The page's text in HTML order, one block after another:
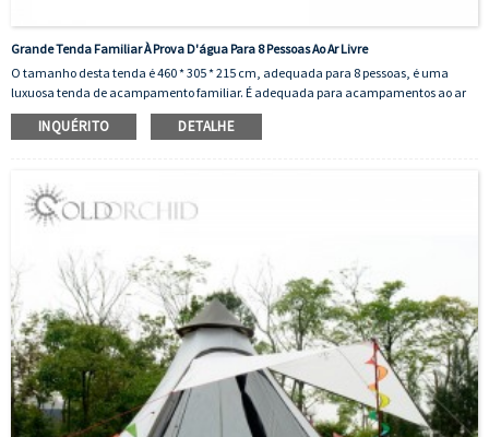
Grande Tenda Familiar À Prova D'água Para 8 Pessoas Ao Ar Livre
O tamanho desta tenda é 460 * 305 * 215 cm, adequada para 8 pessoas, é uma
luxuosa tenda de acampamento familiar. É adequada para acampamentos ao ar
livre
INQUÉRITO DETALHE